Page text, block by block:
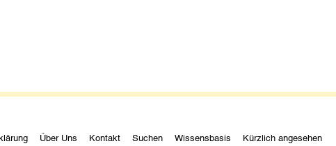
Über Uns Kontakt Suchen Wissensbasis Kürzlich angesehen